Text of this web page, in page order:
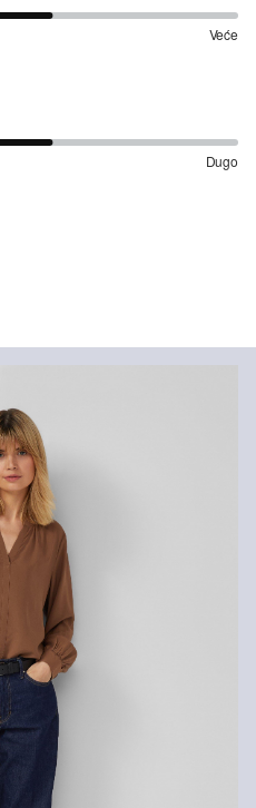
Veće
Dugo
sredstvom na bazi klora
čišćenje
od 4-8 radna dana putem
košta 4,95 €.
vratiti u roku od 14 dana.